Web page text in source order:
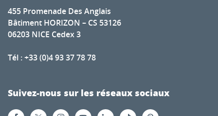
455 Promenade Des Anglais
Bâtiment HORIZON – CS 53126
06203 NICE Cedex 3
Tél : +33 (0)4 93 37 78 78
Suivez-nous sur les réseaux sociaux